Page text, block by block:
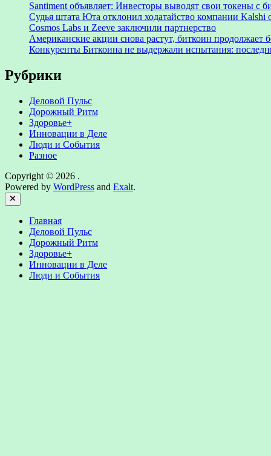
Santiment объявляет: Инвесторы выводят свои токены
Судья штата Юта отклонил ходатайство компании
Cosmos Labs и Zeeve заключили партнерство
Американские акции снова растут, биткоин продолжает
Конкуренты Биткоина не выдержали испытания:
Рубрики
Деловой Пульс
Дорожный Ритм
Здоровье+
Инновации в Деле
Люди и События
Разное
Copyright © 2026 .
Powered by WordPress and Exalt.
Close
Главная
Деловой Пульс
Дорожный Ритм
Здоровье+
Инновации в Деле
Люди и События